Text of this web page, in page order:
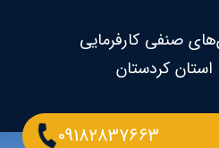
صنفی کارفرمایی
استان کردستان
09182837663